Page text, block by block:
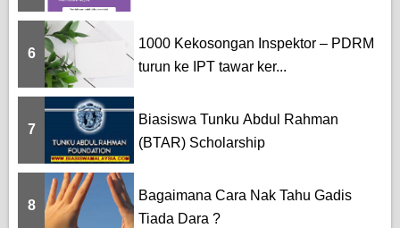
6
1000 Kekosongan Inspektor – PDRM
turun ke IPT tawar ker...
7
Biasiswa Tunku Abdul Rahman
(BTAR) Scholarship
8
Bagaimana Cara Nak Tahu Gadis
Tiada Dara ?